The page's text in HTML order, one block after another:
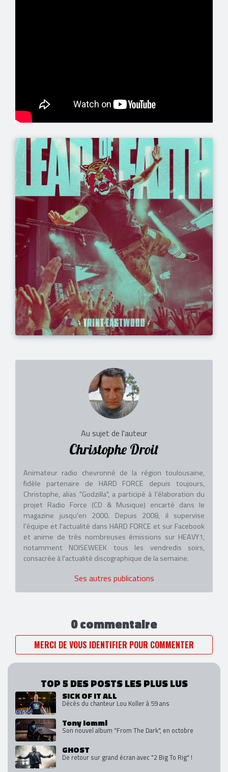
Au sujet de l'auteur
Christophe Droit
Animateur radio chevronné de la région toulousaine,
fidèle partenaire de HARD FORCE depuis toujours,
Christophe, alias "Godzilla", a participé à l'élaboration du
projet Radio Force (CD & Musique) encarté dans le
magazine jusqu'en 2000. Depuis 2008, il supervise
l'équipe et l'actualité dans HARD FORCE et sur Facebook
et anime de très nombreuses émissions sur HEAVY1,
notamment NOISEWEEK tous les vendredis soirs,
consacrée à l'actualité discographique de la semaine.
Ses autres publications
0 commentaire
MERCI DE VOUS IDENTIFIER POUR COMMENTER
TOP 5 DES POSTS LES PLUS LUS
SICK OF IT ALL
Décès du chanteur Lou Koller à 59 ans
Tony Iommi
Son nouvel album "From The Dark", en octobre
GHOST
De retour sur grand écran avec "2 Big To Rig" !